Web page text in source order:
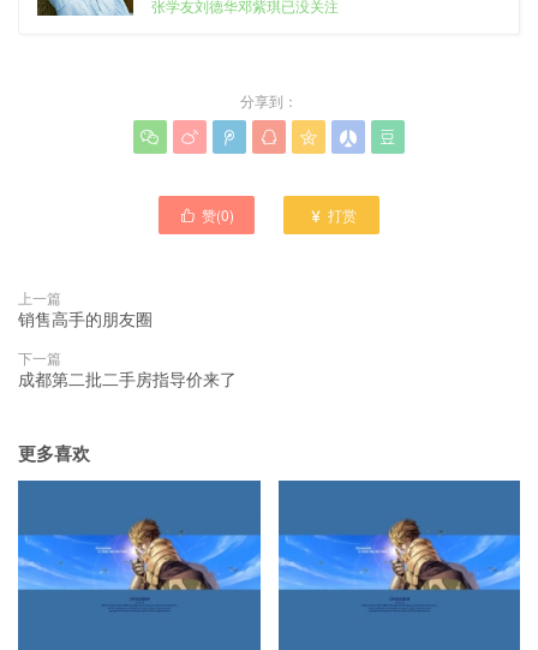
张学友刘德华邓紫琪已没关注
分享到：
      
 赞(0)  打赏
上一篇
销售高手的朋友圈
下一篇
成都第二批二手房指导价来了
更多喜欢